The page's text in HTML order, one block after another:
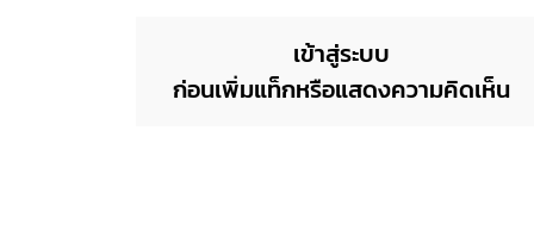
เข้าสู่ระบบ
ก่อนเพิ่มแท็กหรือแสดงความคิดเห็น